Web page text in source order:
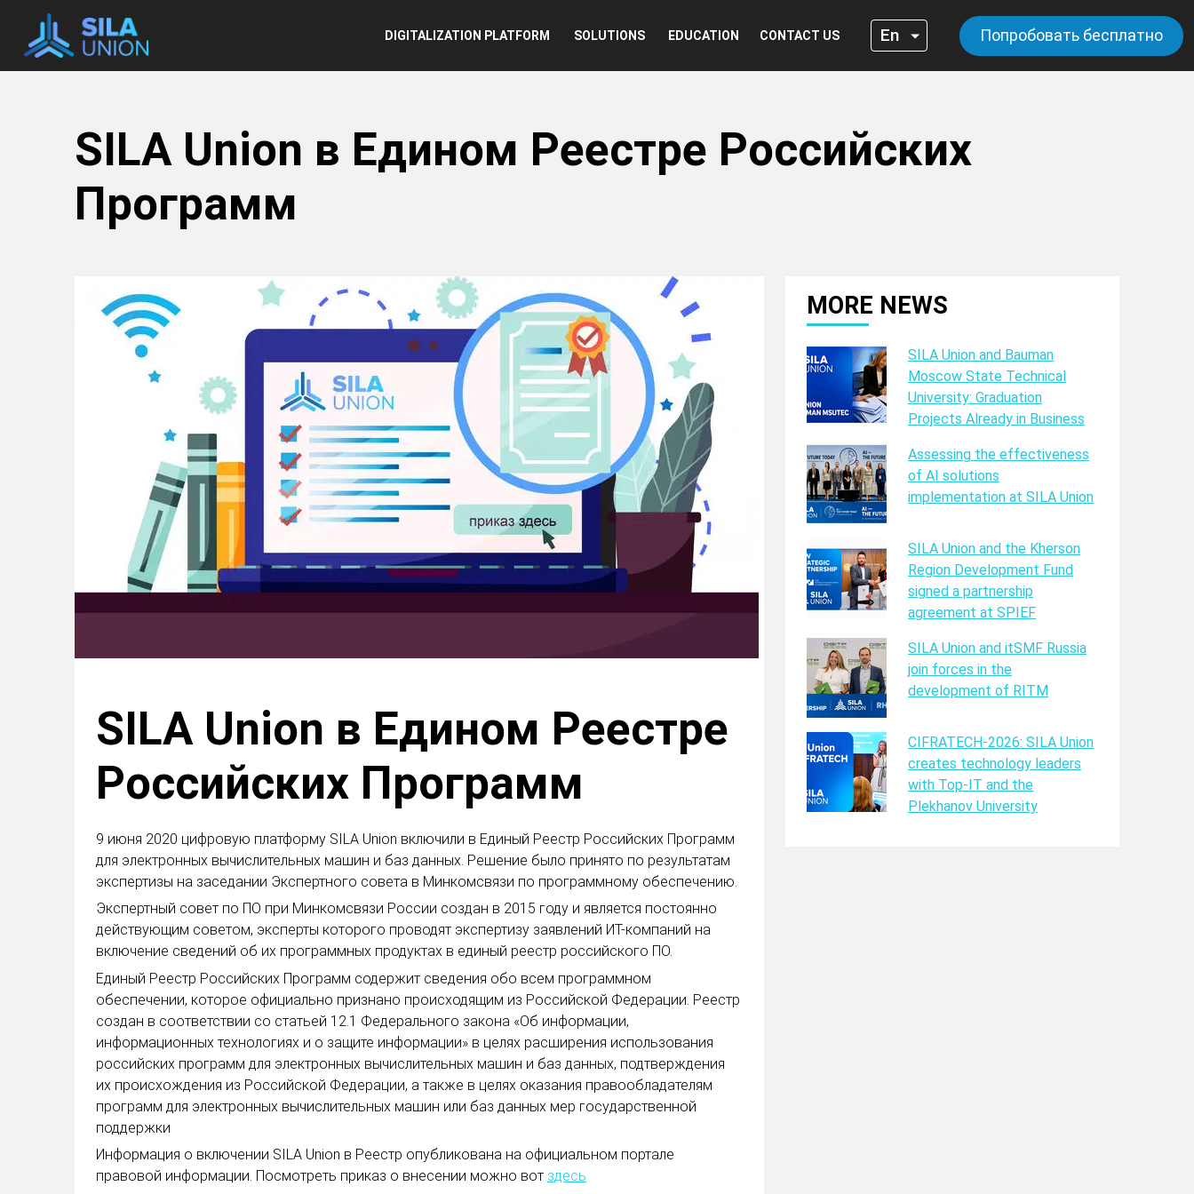
en
DIGITALIZATION PLATFORM SOLUTIONS EDUCATION CONTACT US Попробовать бесплатно
SILA Union в Едином Реестре Российских
Программ
SILA Union в Едином Реестре
Российских Программ
9 июня 2020 цифровую платформу SILA Union включили в Единый Реестр Российских Программ
для электронных вычислительных машин и баз данных. Решение было принято по результатам
экспертизы на заседании Экспертного совета в Минкомсвязи по программному обеспечению.
Экспертный совет по ПО при Минкомсвязи России создан в 2015 году и является постоянно
действующим советом, эксперты которого проводят экспертизу заявлений ИТ-компаний на
включение сведений об их программных продуктах в единый реестр российского ПО.
Единый Реестр Российских Программ содержит сведения обо всем программном
обеспечении, которое официально признано происходящим из Российской Федерации. Реестр
создан в соответствии со статьей 12.1 Федерального закона «Об информации,
информационных технологиях и о защите информации» в целях расширения использования
российских программ для электронных вычислительных машин и баз данных, подтверждения
их происхождения из Российской Федерации, а также в целях оказания правообладателям
программ для электронных вычислительных машин или баз данных мер государственной
поддержки
Информация о включении SILA Union в Реестр опубликована на официальном портале
правовой информации. Посмотреть приказ о внесении можно вот здесь
MORE NEWS
SILA Union and Bauman
Moscow State Technical
University: Graduation
Projects Already in Business
Assessing the effectiveness
of AI solutions
implementation at SILA Union
SILA Union and the Kherson
Region Development Fund
signed a partnership
agreement at SPIEF
SILA Union and itSMF Russia
join forces in the
development of RITM
CIFRATECH-2026: SILA Union
creates technology leaders
with Top-IT and the
Plekhanov University